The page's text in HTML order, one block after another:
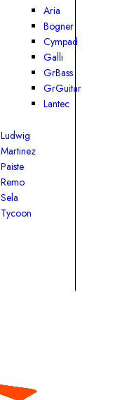
Aria
Bogner
Cympad
Galli
GrBass
GrGuitar
Lantec
Ludwig
Martinez
Paiste
Remo
Sela
Tycoon